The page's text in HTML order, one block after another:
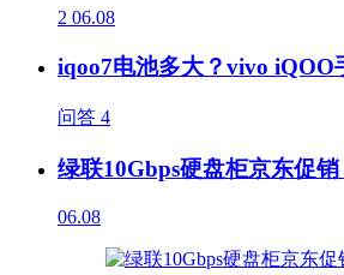
2 06.08
iqoo7电池多大？vivo iQOO
问答 4
绿联10Gbps硬盘柜京东促
06.08